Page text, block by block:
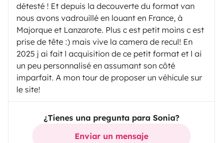
détesté ! Et depuis la decouverte du format van
nous avons vadrouillé en louant en France, à
Majorque et Lanzarote. Plus c est petit moins c est
prise de tête :) mais vive la camera de recul! En
2025 j ai fait l acquisition de ce petit format et l ai
un peu personnalisé en assumant son côté
imparfait. A mon tour de proposer un véhicule sur
le site!
¿Tienes una pregunta para Sonia?
Enviar un mensaje